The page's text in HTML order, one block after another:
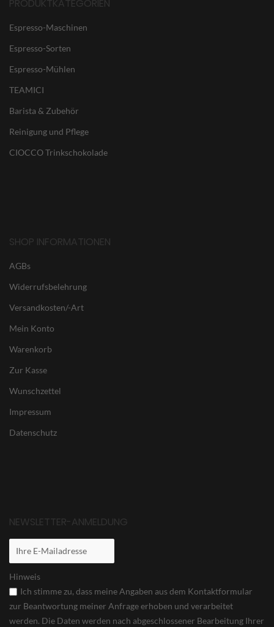
PRODUKTKATEGORIEN
Espresso-Maschinen
Espresso-Sorten
Espresso-Mühlen
TEAMICI
Barista & Zubehör
Reinigung und Pflege
CIOCCO Trinkschokolade
SHOP INFORMATIONEN
AGBs
Widerrufsbelehrung
Versandkosten/-Art
Mein Konto
Warenkorb
Zur Kasse
Wunschzettel
Impressum
Datenschutz
NEWSLETTER-ANMELDUNG
Hinweis
Ich stimme zu, dass meine Angaben aus dem Kontaktformular
zur Beantwortung meiner Anfrage erhoben und verarbeitet
werden. Die Daten werden nach abgeschlossener Bearbeitung Ihrer